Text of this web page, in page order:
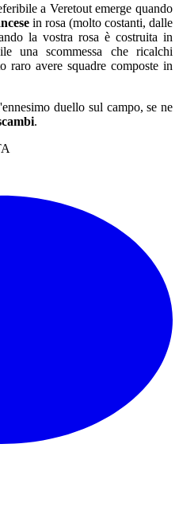
a Veretout emerge quando
in rosa (molto costanti, dalle
la vostra rosa è costruita in
una scommessa che ricalchi
avere squadre composte in
duello sul campo, se ne
.